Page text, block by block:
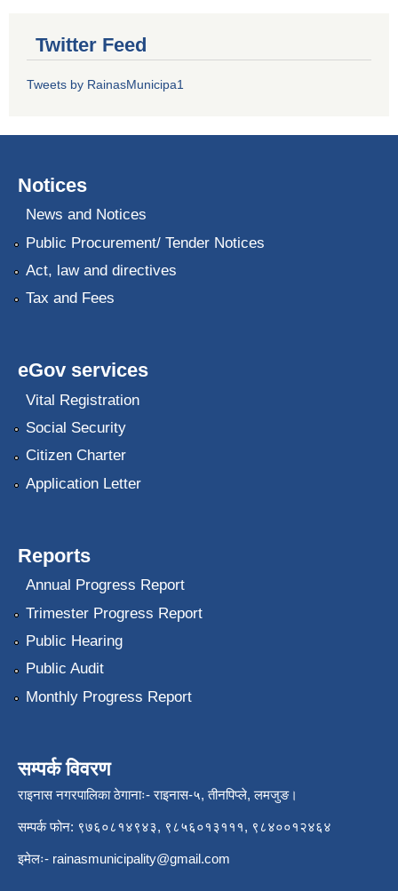
Twitter Feed
Tweets by RainasMunicipa1
Notices
News and Notices
Public Procurement/ Tender Notices
Act, law and directives
Tax and Fees
eGov services
Vital Registration
Social Security
Citizen Charter
Application Letter
Reports
Annual Progress Report
Trimester Progress Report
Public Hearing
Public Audit
Monthly Progress Report
सम्पर्क विवरण
राइनास नगरपालिका ठेगानाः- राइनास-५, तीनपिप्ले, लमजुङ।
सम्पर्क फोन: ९७६०८१४९४३, ९८५६०१३१११, ९८४००१२४६४
इमेलः- rainasmunicipality@gmail.com